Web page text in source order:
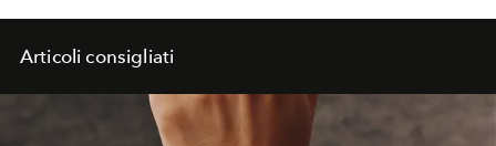
Articoli consigliati